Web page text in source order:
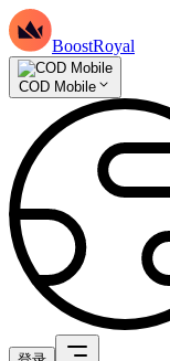
BoostRoyal
COD Mobile